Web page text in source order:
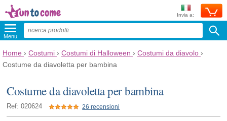
Invia a:
Menu
Home › Costumi › Costumi di Halloween › Costumi da diavolo ›
Costume da diavoletta per bambina
Costume da diavoletta per bambina
Ref: 020624 26 recensioni